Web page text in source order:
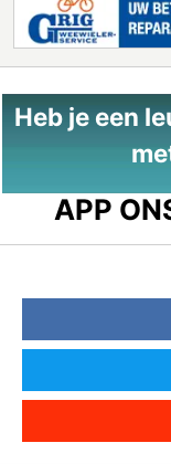
Heb je een
APP